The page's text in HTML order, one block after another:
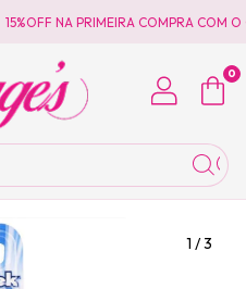
15%OFF NA PRIMEIRA COMPRA COM O
0
1 /3